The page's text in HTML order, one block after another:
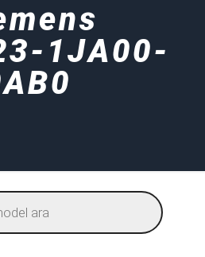
1JA00-